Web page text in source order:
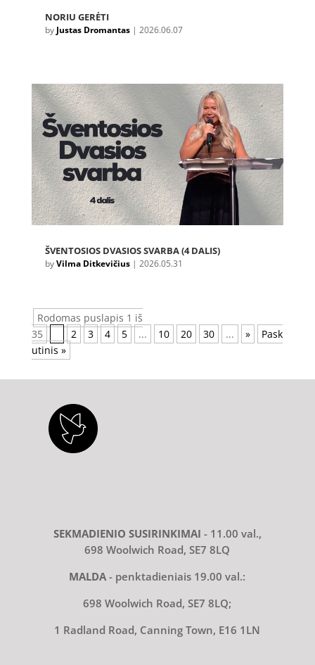
NORIU GERĖTI
by Justas Dromantas| 2026.06.07
ŠVENTOSIOS DVASIOS SVARBA (4 DALIS)
byVilma Ditkevičius| 2026.05.31
Rodomas puslapis 1 iš
35
2 3 4 5 ... 10 20 30 ... »
Pask
utinis »
SEKMADIENIO SUSIRINKIMAI - 11.00 val.,
698 Woolwich Road, SE7 8LQ
MALDA- penktadieniais 19.00 val.:
698 Woolwich Road, SE7 8LQ;
1 Radland Road, Canning Town, E16 1LN